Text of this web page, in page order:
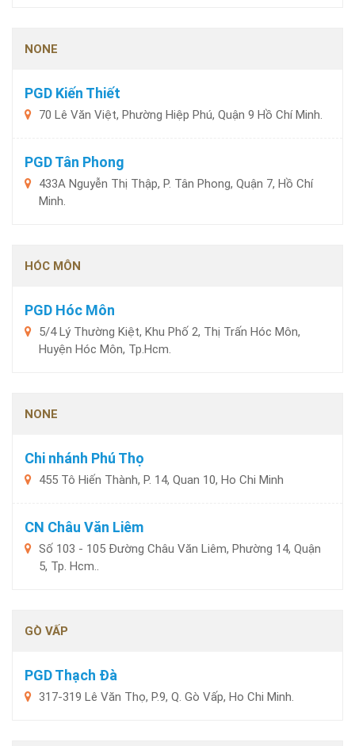
NONE
PGD Kiến Thiết
70 Lê Văn Việt, Phường Hiệp Phú, Quận 9 Hồ Chí Minh.
PGD Tân Phong
433A Nguyễn Thị Thập, P. Tân Phong, Quận 7, Hồ Chí
Minh.
HÓC MÔN
PGD Hóc Môn
5/4 Lý Thường Kiệt, Khu Phố 2, Thị Trấn Hóc Môn,
Huyện Hóc Môn, Tp.Hcm.
NONE
Chi nhánh Phú Thọ
455 Tô Hiến Thành, P. 14, Quan 10, Ho Chi Minh
CN Châu Văn Liêm
Số 103 - 105 Đường Châu Văn Liêm, Phường 14, Quận
5, Tp. Hcm..
GÒ VẤP
PGD Thạch Đà
317-319 Lê Văn Thọ, P.9, Q. Gò Vấp, Ho Chi Minh.